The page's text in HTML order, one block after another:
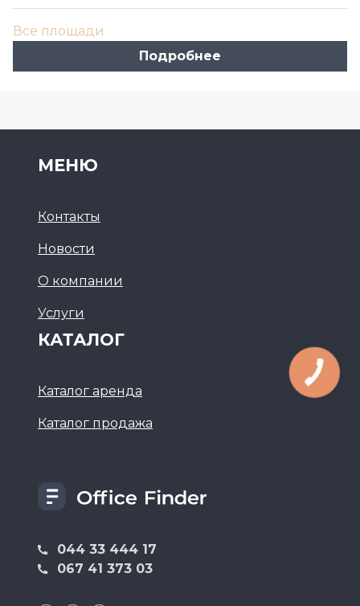
Все площади
Подробнее
044 33 444 17
067 41 373 03
МЕНЮ
Контакты
Новости
О компании
Услуги
КАТАЛОГ
Каталог аренда
Каталог продажа